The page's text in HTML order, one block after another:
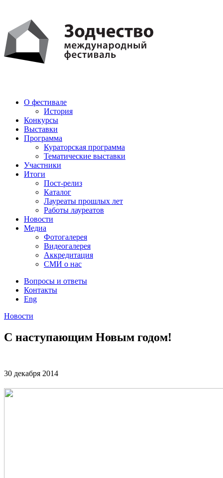
PDF
AI
О фестивале
История
Конкурсы
Выставки
Программа
Кураторская программа
Тематические выставки
Участники
Итоги
Пост-релиз
Каталог
Лауреаты прошлых лет
Работы лауреатов
Новости
Медиа
Фотогалерея
Видеогалерея
Аккредитация
СМИ о нас
Вопросы и ответы
Контакты
Eng
Новости
С наступающим Новым годом!
30 декабря 2014